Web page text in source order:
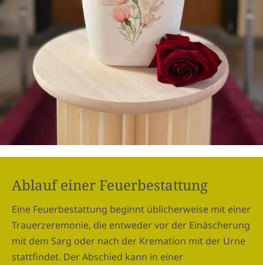
Ablauf einer Feuerbestattung
Eine Feuerbestattung beginnt üblicherweise mit einer
Trauerzeremonie, die entweder vor der Einäscherung
mit dem Sarg oder nach der Kremation mit der Urne
stattfindet. Der Abschied kann in einer